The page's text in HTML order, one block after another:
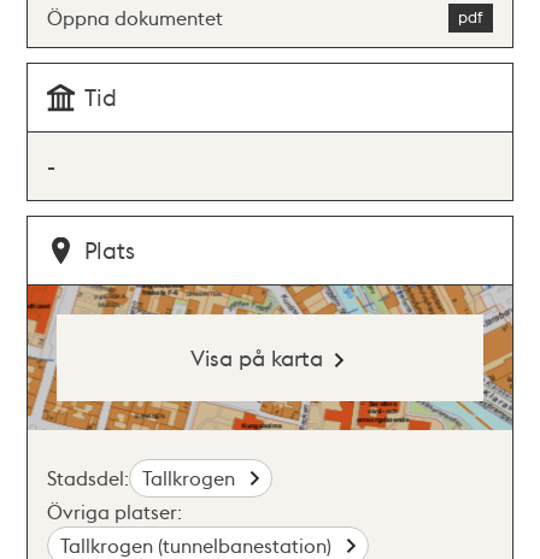
Öppna dokumentet
Tid
-
Plats
Visa på karta
Stadsdel: Tallkrogen
Övriga platser:
Tallkrogen (tunnelbanestation)